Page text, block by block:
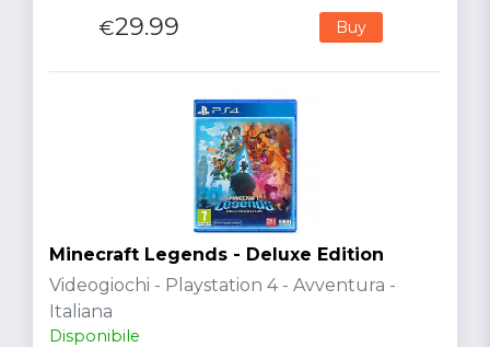
€29.99 Buy
Minecraft Legends - Deluxe Edition
Videogiochi - Playstation 4 - Avventura -
Italiana
Disponibile